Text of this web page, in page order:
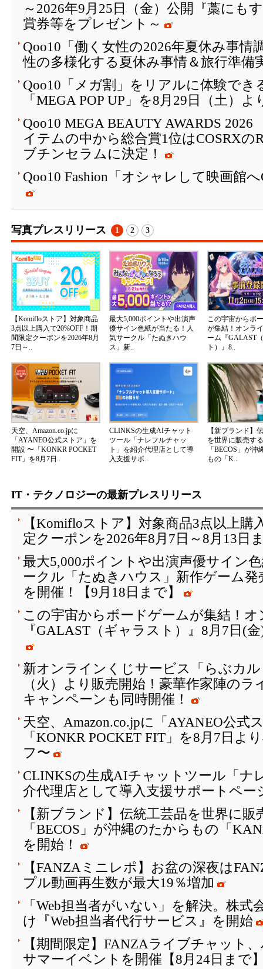
～2026年9月25日（金）公開『藁にも
賞券等をプレゼント～
Qoo10「働く女性の2026年夏休み事情
性の多様化する夏休み事情＆旅行準備
Qoo10「メガ割」をリアルに体験でき
「MEGA POP UP」を8月29日（土）よ
Qoo10 MEGA BEAUTY AWARDS
イテムの中から総合賞1位はCOSRX
ブチンセラムに決定！
Qoo10 Fashion「オシャレして映画館
写真プレスリリース 1 2 3
【Komifloストア】対象商品
3点以上購入で20%OFF！期
間限定クーポンを2026年8月
7日～..
最大5,000ポイントや出演声
優サイン色紙が当たる！人
気サークル「たぬきハウ
ス」新..
この宇宙からボ
が集結！オンラ
ーム『GALAST
ト）』8..
天空、Amazon.co.jpに
「AYANEO公式ストア」を
開設 〜「KONKR POCKET
FIT」を8月7日..
CLINKSの生成AIチャット
ツール「ナレフルチャッ
ト」を紹介代理店として導
入支援サポ..
【新ブランド】
を世界に販売す
「BECOS」が沖
もの「K..
IT・テクノロジーの最新プレスリリース
【Komifloストア】対象商品3点以上購
定クーポンを2026年8月7日～8月13日
最大5,000ポイントや出演声優サイン
ークル「たぬきハウス」新作ゲーム
を開催！【9月18日まで】
この宇宙からボードゲームが集結！
『GALAST（ギャラスト）』8月7日(
新オンラインくじサービス「らぶカ
（火）より販売開始！豪華作家陣の
キャンペーンも同時開催！
天空、Amazon.co.jpに「AYANEO公式
「KONKR POCKET FIT」を8月7日よ
フ〜
CLINKSの生成AIチャットツール「ナ
介代理店として導入支援サポートペー
【新ブランド】伝統工芸品を世界に販
「BECOS」が沖縄のたからもの「
を開始！
【FANZAミニレポ】お盆の深夜は
プル動画再生数が最大19％増加
「Web担当者がいない」を解決。株式
け『Web担当者代行サービス』を開始
【期間限定】FANZAライブチャット
サマーイベントを開催【8月24日まで